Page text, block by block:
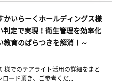
かいらーくホールディングス様
判定で実現！衛生管理を効率化
教育のばらつきを解消！～
様でのテアライト活用の詳細をまと
ード頂き、ご参考くだ...